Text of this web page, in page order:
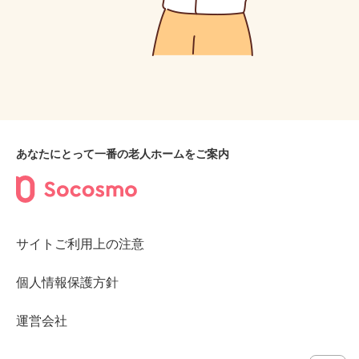
あなたにとって一番の老人ホームをご案内
サイトご利用上の注意
個人情報保護方針
運営会社